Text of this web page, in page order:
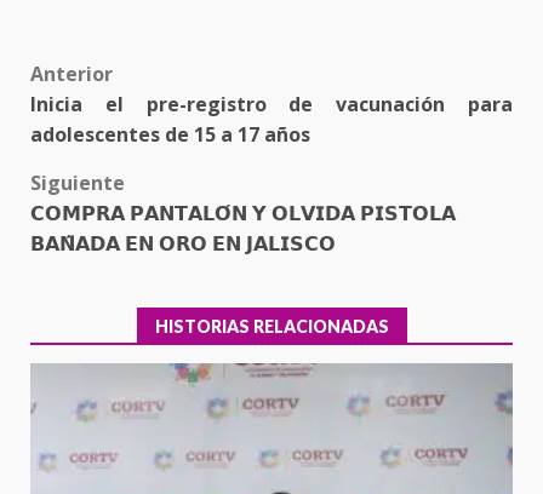
Post
navigation
Anterior
Inicia el pre-registro de vacunación para
adolescentes de 15 a 17 años
Siguiente
𝗖𝗢𝗠𝗣𝗥𝗔 𝗣𝗔𝗡𝗧𝗔𝗟𝗢́𝗡 𝗬 𝗢𝗟𝗩𝗜𝗗𝗔 𝗣𝗜𝗦𝗧𝗢𝗟𝗔
𝗕𝗔𝗡̃𝗔𝗗𝗔 𝗘𝗡 𝗢𝗥𝗢 𝗘𝗡 𝗝𝗔𝗟𝗜𝗦𝗖𝗢
HISTORIAS RELACIONADAS